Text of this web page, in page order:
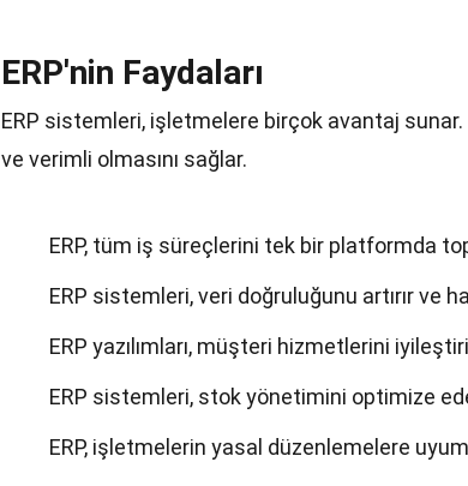
ERP'nin Faydaları
ERP sistemleri, işletmelere birçok avantaj
ve verimli olmasını sağlar.
ERP, tüm iş süreçlerini tek bir platformda
ERP sistemleri, veri doğruluğunu artırır ve
ERP yazılımları, müşteri hizmetlerini
ERP sistemleri, stok yönetimini optimize
ERP, işletmelerin yasal düzenlemelere